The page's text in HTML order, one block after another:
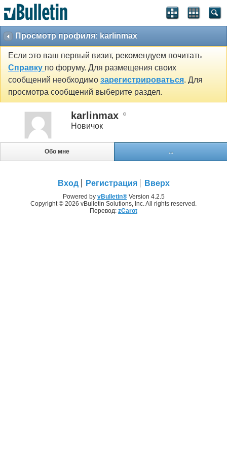
Просмотр профиля: karlinmax
Если это ваш первый визит, рекомендуем почитать
Справку по форуму. Для размещения своих
сообщений необходимо зарегистрироваться. Для
просмотра сообщений выберите раздел.
karlinmax
Новичок
Обо мне ...
Вход Регистрация Вверх
Powered by vBulletin®Version 4.2.5
Copyright © 2026 vBulletin Solutions, Inc. All rights reserved.
Перевод: zCarot